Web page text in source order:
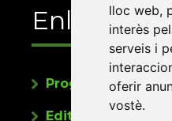
lloc web,
interès
serveis i
oferir
vostè.
Enllaços
Programa de
Editorials